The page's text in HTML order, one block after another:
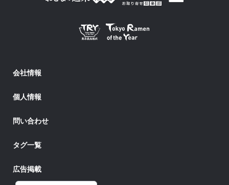
会社情報
個人情報
問い合わせ
タグ一覧
広告掲載